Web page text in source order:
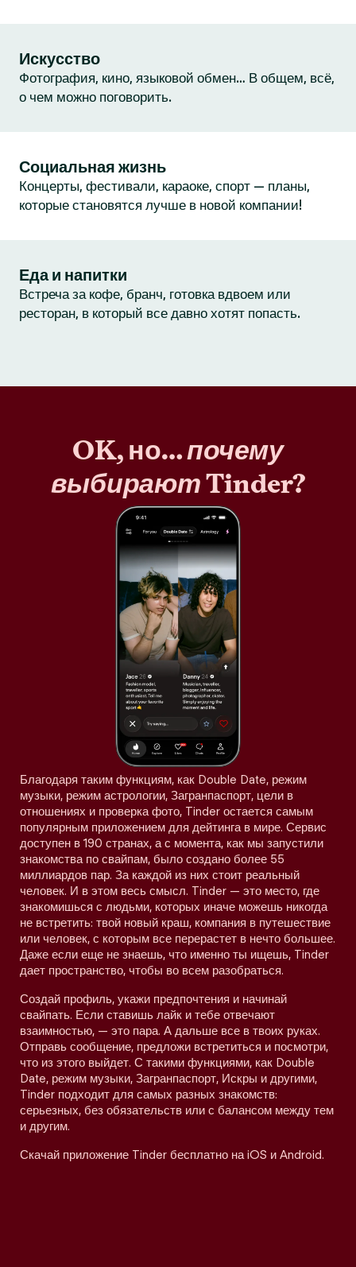
Искусство
Фотография, кино, языковой обмен… В общем, всё,
о чем можно поговорить.
Социальная жизнь
Концерты, фестивали, караоке, спорт — планы,
которые становятся лучше в новой компании!
Еда и напитки
Встреча за кофе, бранч, готовка вдвоем или
ресторан, в который все давно хотят попасть.
OK, но…почему
выбираютTinder?
Благодаря таким функциям, как Double Date, режим
музыки, режим астрологии, Загранпаспорт, цели в
отношениях и проверка фото, Tinder остается самым
популярным приложением для дейтинга в мире. Сервис
доступен в 190 странах, а с момента, как мы запустили
знакомства по свайпам, было создано более 55
миллиардов пар. За каждой из них стоит реальный
человек. И в этом весь смысл. Tinder — это место, где
знакомишься с людьми, которых иначе можешь никогда
не встретить: твой новый краш, компания в путешествие
или человек, с которым все перерастет в нечто большее.
Даже если еще не знаешь, что именно ты ищешь, Tinder
дает пространство, чтобы во всем разобраться.
Создай профиль, укажи предпочтения и начинай
свайпать. Если ставишь лайк и тебе отвечают
взаимностью, — это пара. А дальше все в твоих руках.
Отправь сообщение, предложи встретиться и посмотри,
что из этого выйдет. С такими функциями, как Double
Date, режим музыки, Загранпаспорт, Искры и другими,
Tinder подходит для самых разных знакомств:
серьезных, без обязательств или с балансом между тем
и другим.
Скачай приложение Tinder бесплатно на iOS и Android.